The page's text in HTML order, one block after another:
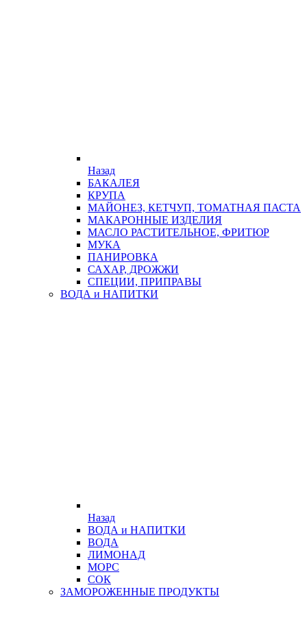
Назад
БАКАЛЕЯ
КРУПА
МАЙОНЕЗ, КЕТЧУП, ТОМАТНАЯ ПАСТА
МАКАРОННЫЕ ИЗДЕЛИЯ
МАСЛО РАСТИТЕЛЬНОЕ, ФРИТЮР
МУКА
ПАНИРОВКА
САХАР, ДРОЖЖИ
СПЕЦИИ, ПРИПРАВЫ
ВОДА и НАПИТКИ
Назад
ВОДА и НАПИТКИ
ВОДА
ЛИМОНАД
МОРС
СОК
ЗАМОРОЖЕННЫЕ ПРОДУКТЫ